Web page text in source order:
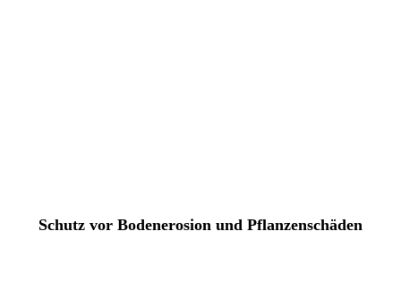
Schutz vor Bodenerosion und Pflanzenschäden